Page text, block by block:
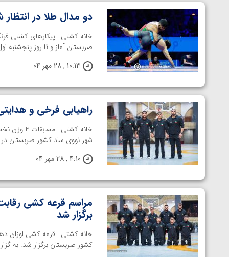
دو مدال طلا در
صربستان آغاز و تا روز پنجشنبه
10:13 , 28 مهر 04
راهیابی فرخی و
شهر نووی ساد کشور صربستان در
4:10 , 28 مهر 04
برگزار شد
کشور صربستان برگزار شد. به